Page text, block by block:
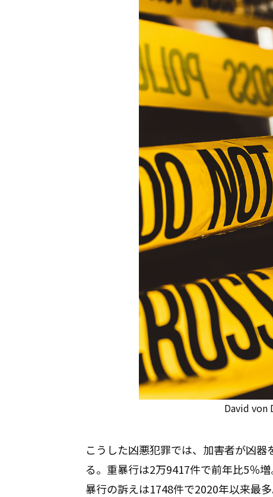
David von
こうした凶悪犯罪では、加害者が凶
る。重暴行は2万9417件で前年比5％
暴行の訴えは1748件で2020年以来最